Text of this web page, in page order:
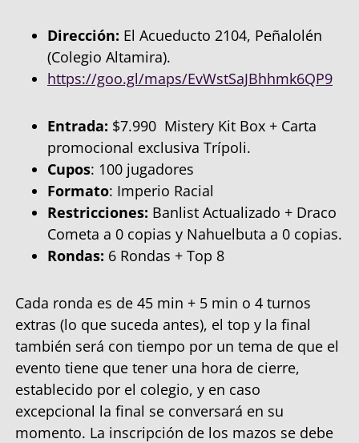
Dirección: El Acueducto 2104, Peñalolén
(Colegio Altamira).
https://goo.gl/maps/EvWstSaJBhhmk6QP9
Entrada: $7.990 Mistery Kit Box + Carta
promocional exclusiva Trípoli.
Cupos: 100 jugadores
Formato: Imperio Racial
Restricciones: Banlist Actualizado + Draco
Cometa a 0 copias y Nahuelbuta a 0 copias.
Rondas: 6 Rondas + Top 8
Cada ronda es de 45 min + 5 min o 4 turnos
extras (lo que suceda antes), el top y la final
también será con tiempo por un tema de que el
evento tiene que tener una hora de cierre,
establecido por el colegio, y en caso
excepcional la final se conversará en su
momento. La inscripción de los mazos se debe